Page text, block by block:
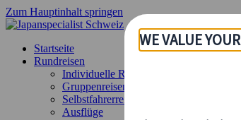
Zum Hauptinhalt springen
Startseite
Rundreisen
Individuelle Reisen
Gruppenreisen
Selbstfahrerreisen
Ausflüge